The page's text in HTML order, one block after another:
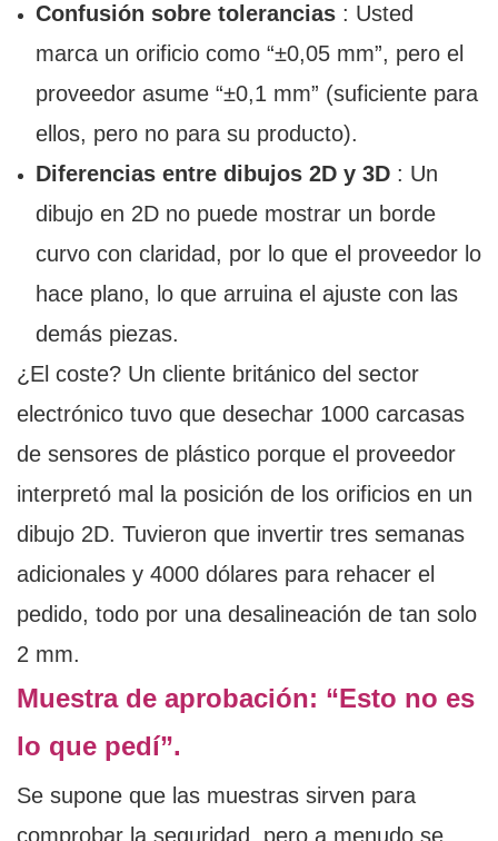
Confusión sobre tolerancias: Usted
marca un orificio como “±0,05 mm”, pero el
proveedor asume “±0,1 mm” (suficiente para
ellos, pero no para su producto).
Diferencias entre dibujos 2D y 3D: Un
dibujo en 2D no puede mostrar un borde
curvo con claridad, por lo que el proveedor lo
hace plano, lo que arruina el ajuste con las
demás piezas.
¿El coste? Un cliente británico del sector
electrónico tuvo que desechar 1000 carcasas
de sensores de plástico porque el proveedor
interpretó mal la posición de los orificios en un
dibujo 2D. Tuvieron que invertir tres semanas
adicionales y 4000 dólares para rehacer el
pedido, todo por una desalineación de tan solo
2 mm.
Muestra de aprobación: “Esto no es
lo que pedí”.
Se supone que las muestras sirven para
comprobar la seguridad, pero a menudo se